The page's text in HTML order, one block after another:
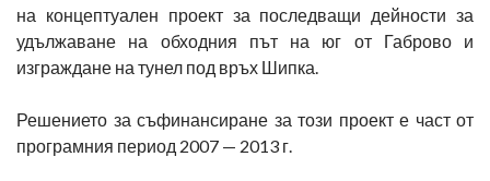
на концептуален проект за последващи дейности за
удължаване на обходния път на юг от Габрово и
изграждане на тунел под връх Шипка.
Решението за съфинансиране за този проект е част от
програмния период 2007 — 2013 г.